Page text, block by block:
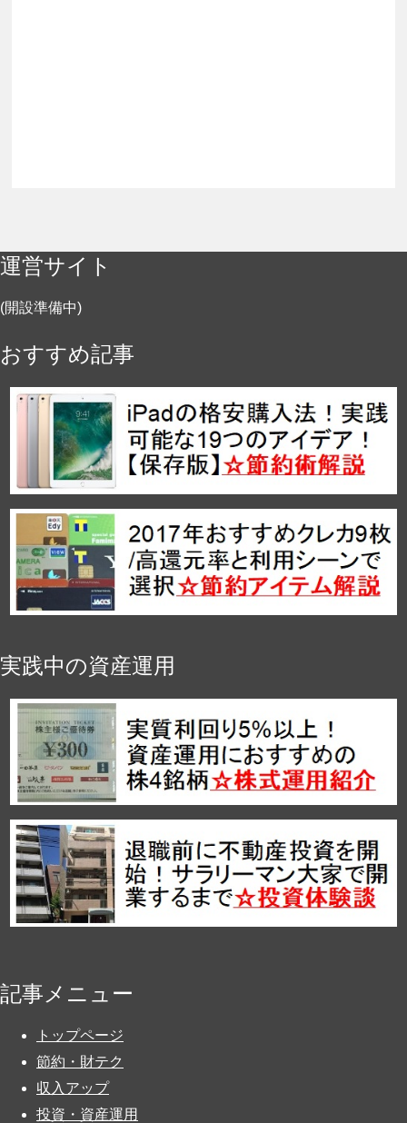
運営サイト
(開設準備中)
おすすめ記事
実践中の資産運用
記事メニュー
トップページ
節約・財テク
収入アップ
投資・資産運用